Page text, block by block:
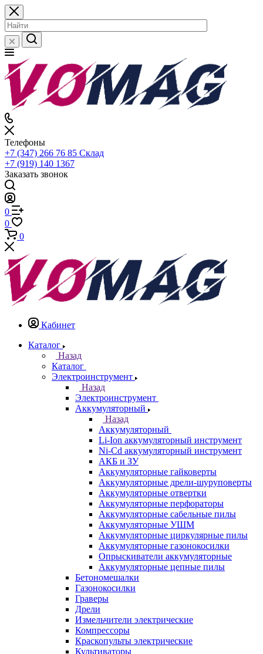
Телефоны
+7 (347) 266 76 85 Склад
+7 (919) 140 1367
Заказать звонок
0
0
0
Кабинет
Каталог
Назад
Каталог
Электроинструмент
Назад
Электроинструмент
Аккумуляторный
Назад
Аккумуляторный
Li-Ion аккумуляторный инструмент
Ni-Cd аккумуляторный инструмент
АКБ и ЗУ
Аккумуляторные гайковерты
Аккумуляторные дрели-шуруповерты
Аккумуляторные отвертки
Аккумуляторные перфораторы
Аккумуляторные сабельные пилы
Аккумуляторные УШМ
Аккумуляторные циркулярные пилы
Аккумуляторные газонокосилки
Опрыскиватели аккумуляторные
Аккумуляторные цепные пилы
Бетономешалки
Газонокосилки
Граверы
Дрели
Измельчители электрические
Компрессоры
Краскопульты электрические
Культиваторы